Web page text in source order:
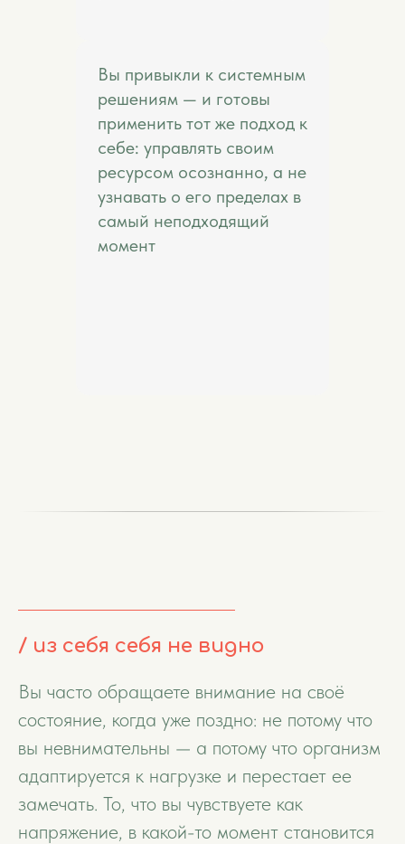
Вы привыкли к системным
решениям — и готовы
применить тот же подход к
себе: управлять своим
ресурсом осознанно, а не
узнавать о его пределах в
самый неподходящий
момент
/ из себя себя не видно
Вы часто обращаете внимание на своё
состояние, когда уже поздно: не потому что
вы невнимательны — а потому что организм
адаптируется к нагрузке и перестает ее
замечать. То, что вы чувствуете как
напряжение, в какой-то момент становится